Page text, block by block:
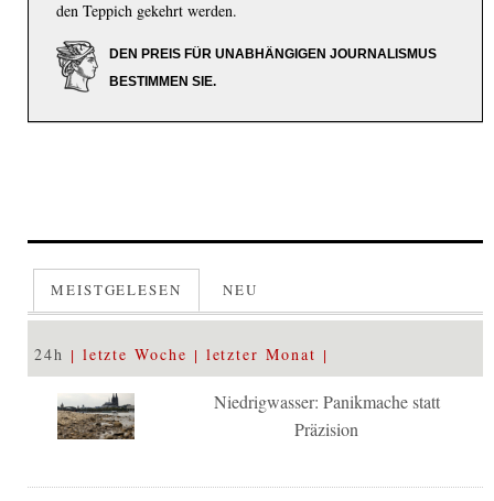
den Teppich gekehrt werden.
DEN PREIS FÜR UNABHÄNGIGEN JOURNALISMUS
BESTIMMEN SIE.
MEISTGELESEN NEU
24h letzte Woche letzter Monat
Niedrigwasser: Panikmache statt
Präzision